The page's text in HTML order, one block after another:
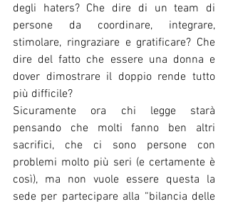
degli haters? Che dire di un team di
persone da coordinare, integrare,
stimolare, ringraziare e gratificare? Che
dire del fatto che essere una donna e
dover dimostrare il doppio rende tutto
più difficile?
Sicuramente ora chi legge starà
pensando che molti fanno ben altri
sacrifici, che ci sono persone con
problemi molto più seri (e certamente è
così), ma non vuole essere questa la
sede per partecipare alla “bilancia delle